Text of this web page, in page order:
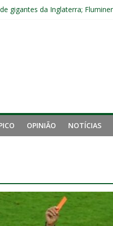
gigantes da Inglaterra;
para Fluminense x
Ruan Sales
OPINIÃO NOTÍCIAS